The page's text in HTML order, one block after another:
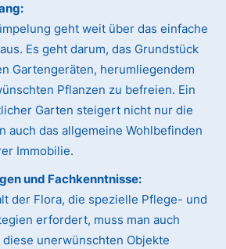
geht weit über das einfache
Es geht darum, das Grundstück
Gartengeräten, herumliegendem
Pflanzen zu befreien. Ein
Garten steigert nicht nur die
auch das allgemeine Wohlbefinden
Immobilie.
und Fachkenntnisse:
der Flora, die spezielle Pflege- und
erfordert, muss man auch
unerwünschten Objekte